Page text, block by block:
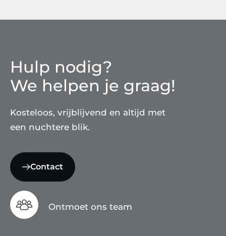
Hulp nodig?
We helpen je graag!
Kosteloos, vrijblijvend en altijd met
een nuchtere blik.
Contact
Ontmoet ons team